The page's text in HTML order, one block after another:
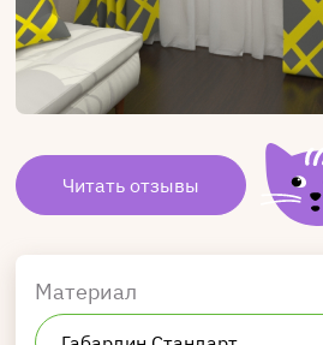
Читать отзывы
Материал